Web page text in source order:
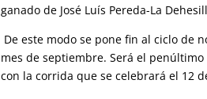
ganado de José Luís Pereda-La
De este modo se pone fin al ciclo de
mes de septiembre. Será el
con la corrida que se celebrará el 12